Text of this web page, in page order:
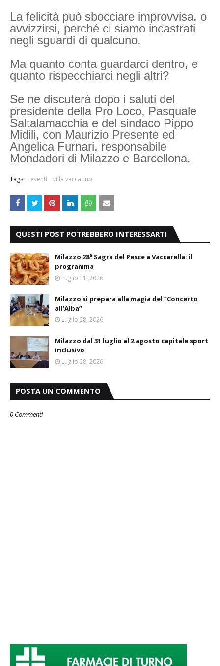
La felicità può sbocciare improvvisa, o
avvizzirsi, perché ci siamo incastrati
negli sguardi di qualcuno.
Ma quanto conta guardarci dentro, e
quanto rispecchiarci negli altri?
Se ne discuterà dopo i saluti del
presidente della Pro Loco, Pasquale
Saltalamacchia e del sindaco Pippo
Midili, con Maurizio Presente ed
Angelica Furnari, responsabile
Mondadori di Milazzo e Barcellona.
Tags: eventi villa vaccarino
QUESTI POST POTREBBERO INTERESSARTI
Milazzo 28ª Sagra del Pesce a Vaccarella: il
programma
Luglio 31, 2026
Milazzo si prepara alla magia del “Concerto
all’Alba”
Luglio 28, 2026
Milazzo dal 31 luglio al 2 agosto capitale sport
inclusivo
Luglio 28, 2026
POSTA UN COMMENTO
0 Commenti